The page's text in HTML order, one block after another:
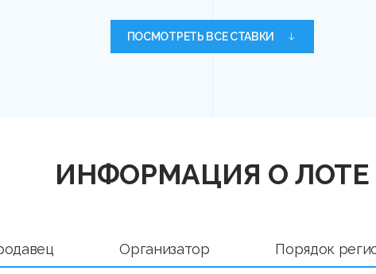
ПОСМОТРЕТЬ ВСЕ СТАВКИ
ИНФОРМАЦИЯ О ЛОТЕ
Организатор Порядок